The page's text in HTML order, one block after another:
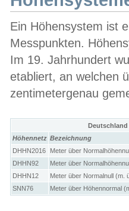
Ein Höhensystem ist
Messpunkten.
Im 19. Jahrhundert
etabliert, an welchen
zentimetergenau
Höhennetz Bezeichnung
DHHN2016
Meter über
DHHN92
Meter über
DHHN12
Meter über Normalnull (m.
SNN76
Meter über Höhennormal